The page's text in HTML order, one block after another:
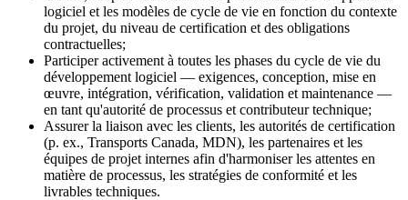
logiciel et les modèles de cycle de vie en fonction du contexte
du projet, du niveau de certification et des obligations
contractuelles;
Participer activement à toutes les phases du cycle de vie du
développement logiciel — exigences, conception, mise en
œuvre, intégration, vérification, validation et maintenance —
en tant qu'autorité de processus et contributeur technique;
Assurer la liaison avec les clients, les autorités de certification
(p. ex., Transports Canada, MDN), les partenaires et les
équipes de projet internes afin d'harmoniser les attentes en
matière de processus, les stratégies de conformité et les
livrables techniques.